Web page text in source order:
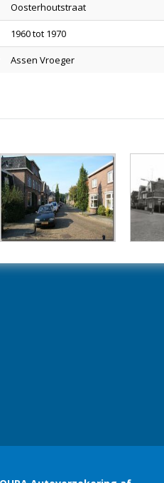
Oosterhoutstraat
1960 tot 1970
Assen Vroeger